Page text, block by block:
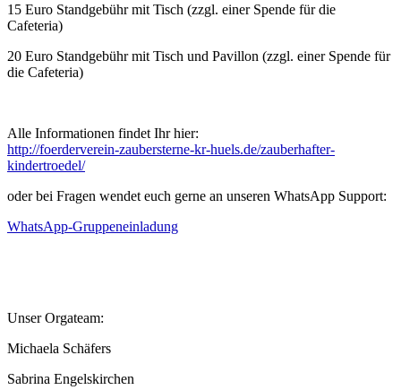
15 Euro Standgebühr mit Tisch (zzgl. einer Spende für die
Cafeteria)
20 Euro Standgebühr mit Tisch und Pavillon (zzgl. einer Spende für
die Cafeteria)
Alle Informationen findet Ihr hier:
http://foerderverein-zaubersterne-kr-huels.de/zauberhafter-
kindertroedel/
oder bei Fragen wendet euch gerne an unseren WhatsApp Support:
WhatsApp-Gruppeneinladung
Unser Orgateam:
Michaela Schäfers
Sabrina Engelskirchen